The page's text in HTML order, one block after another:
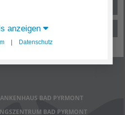
BAD PYRMONT
BAD PYRMONT
anzeigen
| Datenschutz